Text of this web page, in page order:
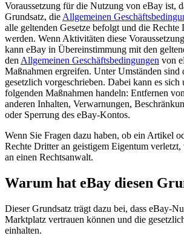
Voraussetzung für die Nutzung von eBay ist,
Grundsatz, die Allgemeinen
alle geltenden Gesetze befolgt und die Rechte
werden. Wenn Aktivitäten diese
kann eBay in Übereinstimmung mit den
den Allgemeinen Geschäftsbedingungen von
Maßnahmen ergreifen. Unter Umständen sind
gesetzlich vorgeschrieben. Dabei kann es sich
folgenden Maßnahmen handeln: Entfernen
anderen Inhalten, Verwarnungen,
oder Sperrung des eBay-Kontos.
Wenn Sie Fragen dazu haben, ob ein Artikel
Rechte Dritter an geistigem Eigentum
an einen Rechtsanwalt.
Warum hat eBay diesen
Dieser Grundsatz trägt dazu bei, dass eBay-
Marktplatz vertrauen können und die
einhalten.